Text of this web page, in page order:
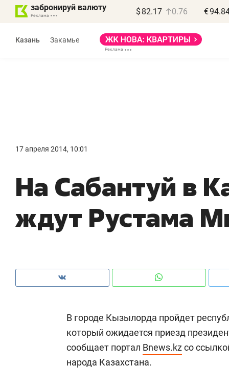
забронируй валюту $ 82.17 0.76 €
Казань Закамье
17 апреля 2014, 10:01
На Сабантуй в
ждут Рустама
В городе Кызылорда пройдет
который ожидается приезд
сообщает портал Bnews.kzсо
народа Казахстана.
правил, бизнес может
потерять минимум
полгода»
Как бизнесу выйти на зарубежные